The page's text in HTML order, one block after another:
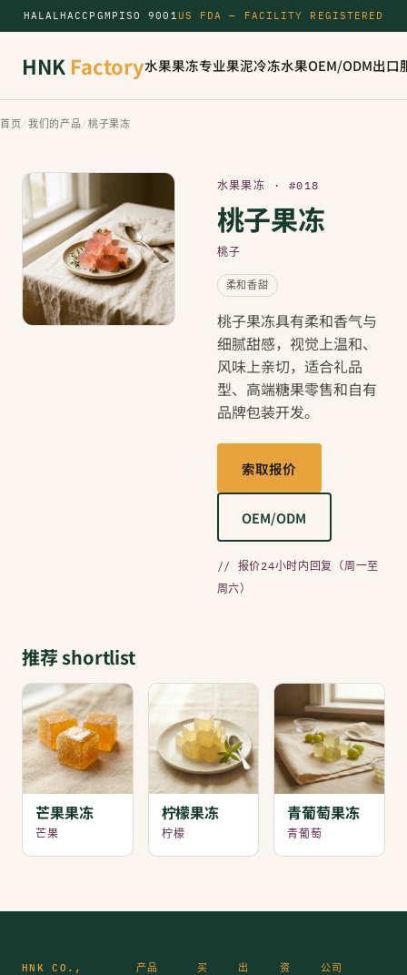
HALALHACCP GMP ISO 9001US FDA — FACILITY REGISTERED
HNK Factory水果果冻专业果泥冷冻水果OEM/ODM出口
首页 / 我们的产品 / 桃子果冻
水果果冻 · #018
桃子果冻
桃子
柔和香甜
桃子果冻具有柔和香气与
细腻甜感，视觉上温和、
风味上亲切，适合礼品
型、高端糖果零售和自有
品牌包装开发。
索取报价
OEM/ODM
// 报价24小时内回复（周一至
周六）
推荐 shortlist
芒果果冻
芒果
柠檬果冻
柠檬
青葡萄果冻
青葡萄
HNK CO.,
产品
买
出
资
公司